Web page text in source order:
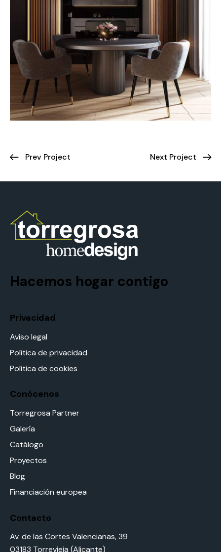
Prev Project Next Project
Hacemos hogar contigo
Privacidad
Aviso legal
Política de privacidad
Política de cookies
Conócenos
Torregrosa Partner
Galería
Catálogo
Proyectos
Blog
Financiación europea
Contacto
Av. de las Cortes Valencianas, 39
03183 Torrevieja (Alicante)